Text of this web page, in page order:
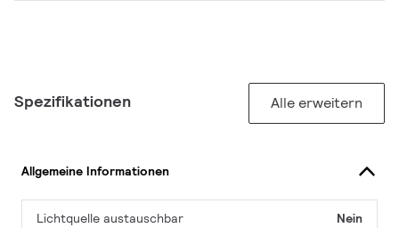
Spezifikationen Alle erweitern
Allgemeine Informationen
Lichtquelle austauschbar Nein